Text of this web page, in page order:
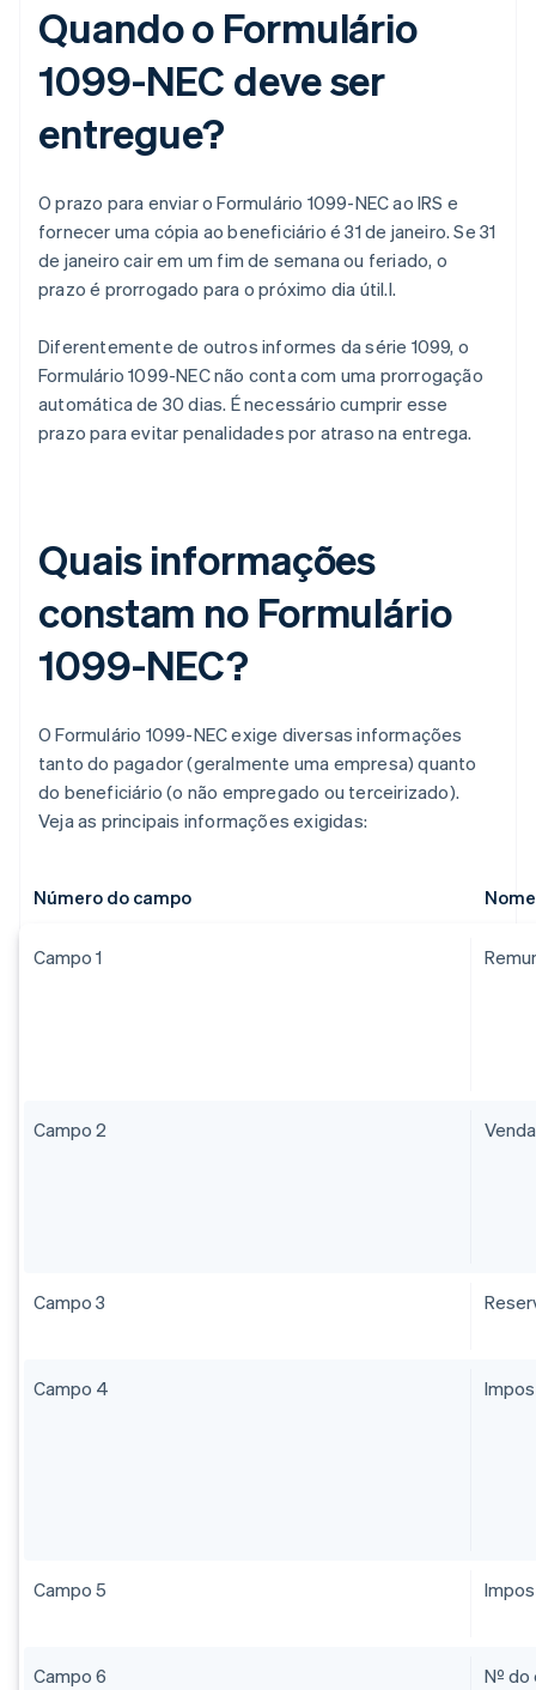
Quando o Formulário
1099-NEC deve ser
entregue?
O prazo para enviar o Formulário 1099-NEC ao IRS e
fornecer uma cópia ao beneficiário é 31 de janeiro. Se 31
de janeiro cair em um fim de semana ou feriado, o
prazo é prorrogado para o próximo dia útil.l.
Diferentemente de outros informes da série 1099, o
Formulário 1099-NEC não conta com uma prorrogação
automática de 30 dias. É necessário cumprir esse
prazo para evitar penalidades por atraso na entrega.
Quais informações
constam no Formulário
1099-NEC?
O Formulário 1099-NEC exige diversas informações
tanto do pagador (geralmente uma empresa) quanto
do beneficiário (o não empregado ou terceirizado).
Veja as principais informações exigidas:
Número do campo Nome
Campo 1
Campo 2
Campo 3
Campo 4
Campo 5
Campo 6 Nº